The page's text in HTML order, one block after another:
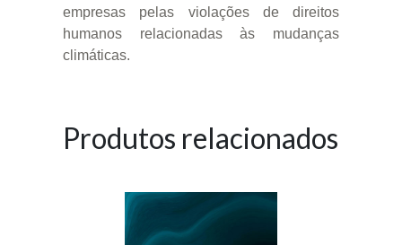
empresas pelas violações de direitos
humanos relacionadas às mudanças
climáticas.
Produtos relacionados